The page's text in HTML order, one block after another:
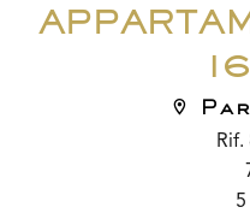
Rif.